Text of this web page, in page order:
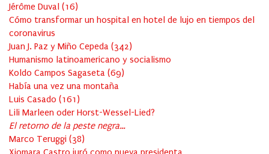
Jérôme Duval (16)
Cómo transformar un hospital en hotel de lujo en tiempos del
coronavirus
Juan J. Paz y Miño Cepeda (342)
Humanismo latinoamericano y socialismo
Koldo Campos Sagaseta (69)
Había una vez una montaña
Luis Casado (161 )
Lili Marleen oder Horst-Wessel-Lied?
El retorno de la peste negra…
Marco Teruggi (38)